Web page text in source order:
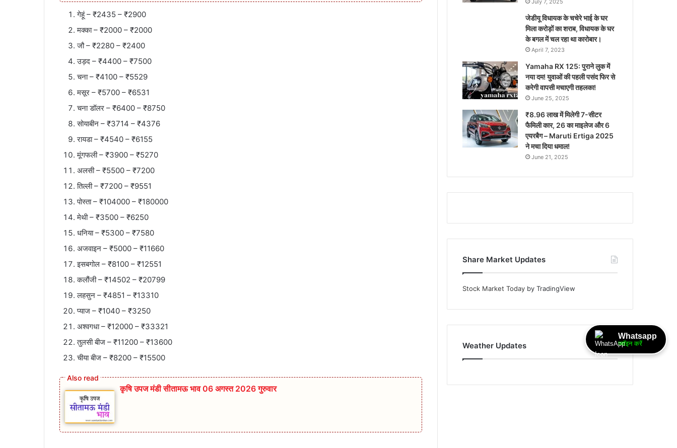
गेहूं – ₹2435 – ₹2900
मक्का – ₹2000 – ₹2000
जौ – ₹2280 – ₹2400
उड़द – ₹4400 – ₹7500
चना – ₹4100 – ₹5529
मसूर – ₹5700 – ₹6531
चना डॉलर – ₹6400 – ₹8750
सोयाबीन – ₹3714 – ₹4376
रायडा – ₹4540 – ₹6155
मूंगफली – ₹3900 – ₹5270
अलसी – ₹5500 – ₹7200
तिल्ली – ₹7200 – ₹9551
पोस्ता – ₹104000 – ₹180000
मेथी – ₹3500 – ₹6250
धनिया – ₹5300 – ₹7580
अजवाइन – ₹5000 – ₹11660
इसबगोल – ₹8100 – ₹12551
कलौंजी – ₹14502 – ₹20799
लहसुन – ₹4851 – ₹13310
प्याज – ₹1040 – ₹3250
अश्वगधा – ₹12000 – ₹33321
तुलसी बीज – ₹11200 – ₹13600
चीया बीज – ₹8200 – ₹15500
कृषि उपज मंडी सीतामऊ भाव 06 अगस्त 2026 गुरुवार
July 7, 2025
जेडीयू विधायक के चचेरे भाई के घर
मिला करोड़ों का शराब, विधायक के घर
के बगल में चल रहा था कारोबार।
April 7, 2023
Yamaha RX 125: पुराने लुक में
नया दम! युवाओं की पहली पसंद फिर से
करेगी वापसी मचाएगी तहलका!
June 25, 2025
₹8.96 लाख में मिलेगी 7-सीटर
फैमिली कार, 26 का माइलेज और 6
एयरबैग – Maruti Ertiga 2025
ने मचा दिया धमाल!
June 21, 2025
Share Market Updates
Stock Market Today by TradingView
Weather Updates
Whatsapp
ज्वॉइन करें